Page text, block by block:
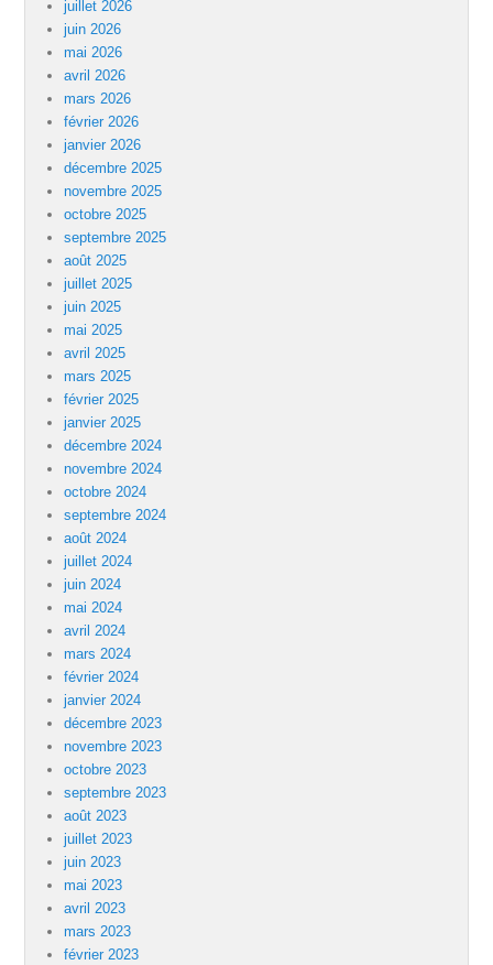
juillet 2026
juin 2026
mai 2026
avril 2026
mars 2026
février 2026
janvier 2026
décembre 2025
novembre 2025
octobre 2025
septembre 2025
août 2025
juillet 2025
juin 2025
mai 2025
avril 2025
mars 2025
février 2025
janvier 2025
décembre 2024
novembre 2024
octobre 2024
septembre 2024
août 2024
juillet 2024
juin 2024
mai 2024
avril 2024
mars 2024
février 2024
janvier 2024
décembre 2023
novembre 2023
octobre 2023
septembre 2023
août 2023
juillet 2023
juin 2023
mai 2023
avril 2023
mars 2023
février 2023